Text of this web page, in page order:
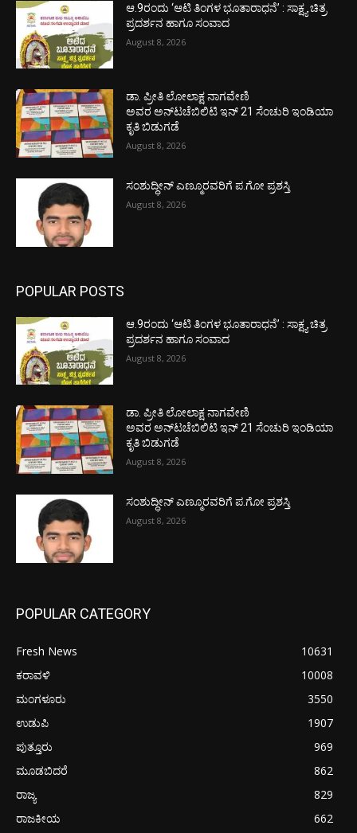
ಆ.9ರಂದು ‘ಆಟಿ ತಿಂಗಳ ಭೂತಾರಾಧನೆ’ : ಸಾಕ್ಷ್ಯ ಚಿತ್ರ
ಪ್ರದರ್ಶನ ಹಾಗೂ ಸಂವಾದ
August 8, 2026
ಡಾ. ಪ್ರೀತಿ ಲೋಲಾಕ್ಷ ನಾಗವೇಣಿ
ಅವರ ಅನ್‌ಟಚೆಬಿಲಿಟಿ ಇನ್ 21 ಸೆಂಚುರಿ ಇಂಡಿಯಾ
ಕೃತಿ ಬಿಡುಗಡೆ
August 8, 2026
ಸಂಶುದ್ಧೀನ್ ಎಣ್ಮೂರವರಿಗೆ ಪ.ಗೋ ಪ್ರಶಸ್ತಿ
August 8, 2026
POPULAR POSTS
ಆ.9ರಂದು ‘ಆಟಿ ತಿಂಗಳ ಭೂತಾರಾಧನೆ’ : ಸಾಕ್ಷ್ಯ ಚಿತ್ರ
ಪ್ರದರ್ಶನ ಹಾಗೂ ಸಂವಾದ
August 8, 2026
ಡಾ. ಪ್ರೀತಿ ಲೋಲಾಕ್ಷ ನಾಗವೇಣಿ
ಅವರ ಅನ್‌ಟಚೆಬಿಲಿಟಿ ಇನ್ 21 ಸೆಂಚುರಿ ಇಂಡಿಯಾ
ಕೃತಿ ಬಿಡುಗಡೆ
August 8, 2026
ಸಂಶುದ್ಧೀನ್ ಎಣ್ಮೂರವರಿಗೆ ಪ.ಗೋ ಪ್ರಶಸ್ತಿ
August 8, 2026
POPULAR CATEGORY
Fresh News
10631
ಕರಾವಳಿ
10008
ಮಂಗಳೂರು
3550
ಉಡುಪಿ
1907
ಪುತ್ತೂರು
969
ಮೂಡಬಿದರೆ
862
ರಾಜ್ಯ
829
ರಾಜಕೀಯ
662